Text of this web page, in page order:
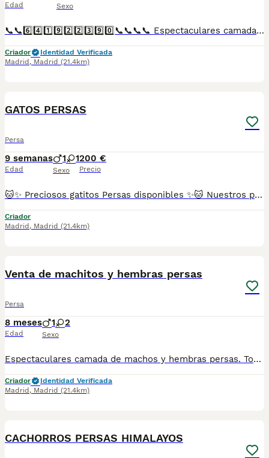
Edad Sexo
📞📞6️⃣4️⃣1️⃣9️⃣2️⃣2️⃣3️⃣9️⃣0️⃣📞📞📞📞 Espectaculares camadas de perritos de machos y hembras de maltipoo nacionales descendientes de las mejores líneas de sangre. Disponibles tanto hembras como machos. Las camadas están bajo supervisión veterinaria desde su nacimiento hasta que son entregadas a su nueva familia. Criados por un equipo de profesionales y mejores personas que, con más de 20 años de experiencia , cuidan a los animales por vocación, aplicando una cría ética y responsable para que cada cachorro se desarrolle con la mejor salud y con un buen temperamento. Todos los cachorritos se entregan con unos dos meses y medio de edad y sus vacunas correspondientes, desparasitados interna y externamente, con certificado de salud, y garantía tanto por enfermedad vírica como congénito genética. Posibilidad de entregar en toda España mediante transporte propio preparado para animales y con chofer privado. Los precios pueden variar según las características y morfología de cada cachorro. Añádenos al whats app o llámanos, y encantados atenderemos todas tus dudas y consultas. Teléfono / Whats app: 641 92 23 90
Criador
Identidad Verificada
Madrid , Madrid (21.4km)
GATOS PERSAS
Persa
9 semanas
Edad
1 1
Sexo
200 €
Precio
🐱✨ Preciosos gatitos Persas disponibles ✨🐱 Nuestros pequeños están libres de enfermedades genéticas, criados con mucho amor 💕 en un ambiente familiar 🏡. Son muy sociables y cariñosos, ¡te van a enamorar en cuanto los conozcas! 😻 Criamos distintas variedades de color de esta increíble raza, Tricolor, Carey, Red/Blue point, etc. 📋 Se entregan con: ✅ Dos vacunas ✅ Dos desparasitaciones ✅ Revisión veterinaria completa ✅ Cartilla sanitaria y contrato ✅ Microchip incluido 📍Puedes venir a verlos sin ningún compromiso de compra, ¡será un placer recibirte! 🐾 (FOTOS REALES DE NUESTROS ESPECTACULARES GATITOS PERSAS, NADA DE MULTICRIADEROS NI FOTOS SACADAS DE INTERNET) Se pueden enviar a cualquier parte de España 🚚 Reserva mínima 200€. 📞 Atiendo por teléfono y WhatsApp. 💖 Gatitos muy chatitos, adorables y listos para llenar tu hogar de amor y ronroneos.
Criador
Madrid , Madrid (21.4km)
Venta de machitos y hembras persas
Persa
8 meses
Edad
1 2
Sexo
Espectaculares camada de machos y hembras persas. Todos los cachorritos se entregan con unos dos meses y medio de edad y sus vacunas correspondientes, desparasitados interna y externamente, con certificado de salud, y garantía tanto por enfermedad vírica como congénito genética. Posibilidad de entregar en toda España mediante transporte propio preparado para animales y con chofer privado. Los precios pueden variar según las características y morfología de cada cachorro. Añádenos al whats app o llámanos, y encantados atenderemos todas tus dudas y consultas. Teléfono / Whats app: 641 92 23 90
Criador
Identidad Verificada
Madrid , Madrid (21.4km)
CACHORROS PERSAS HIMALAYOS